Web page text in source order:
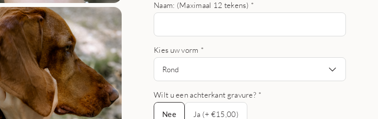
Naam: (Maximaal 12 tekens) *
Kies uw vorm *
Rond
Wilt u een achterkant gravure? *
Nee
Nee
Ja (+ €15,00)